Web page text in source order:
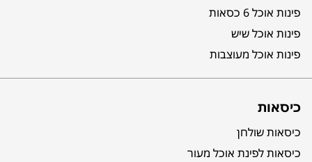
פינות אוכל 6 כסאות
פינות אוכל שיש
פינות אוכל מעוצבות
כיסאות
כיסאות שולחן
כיסאות לפינת אוכל מעור